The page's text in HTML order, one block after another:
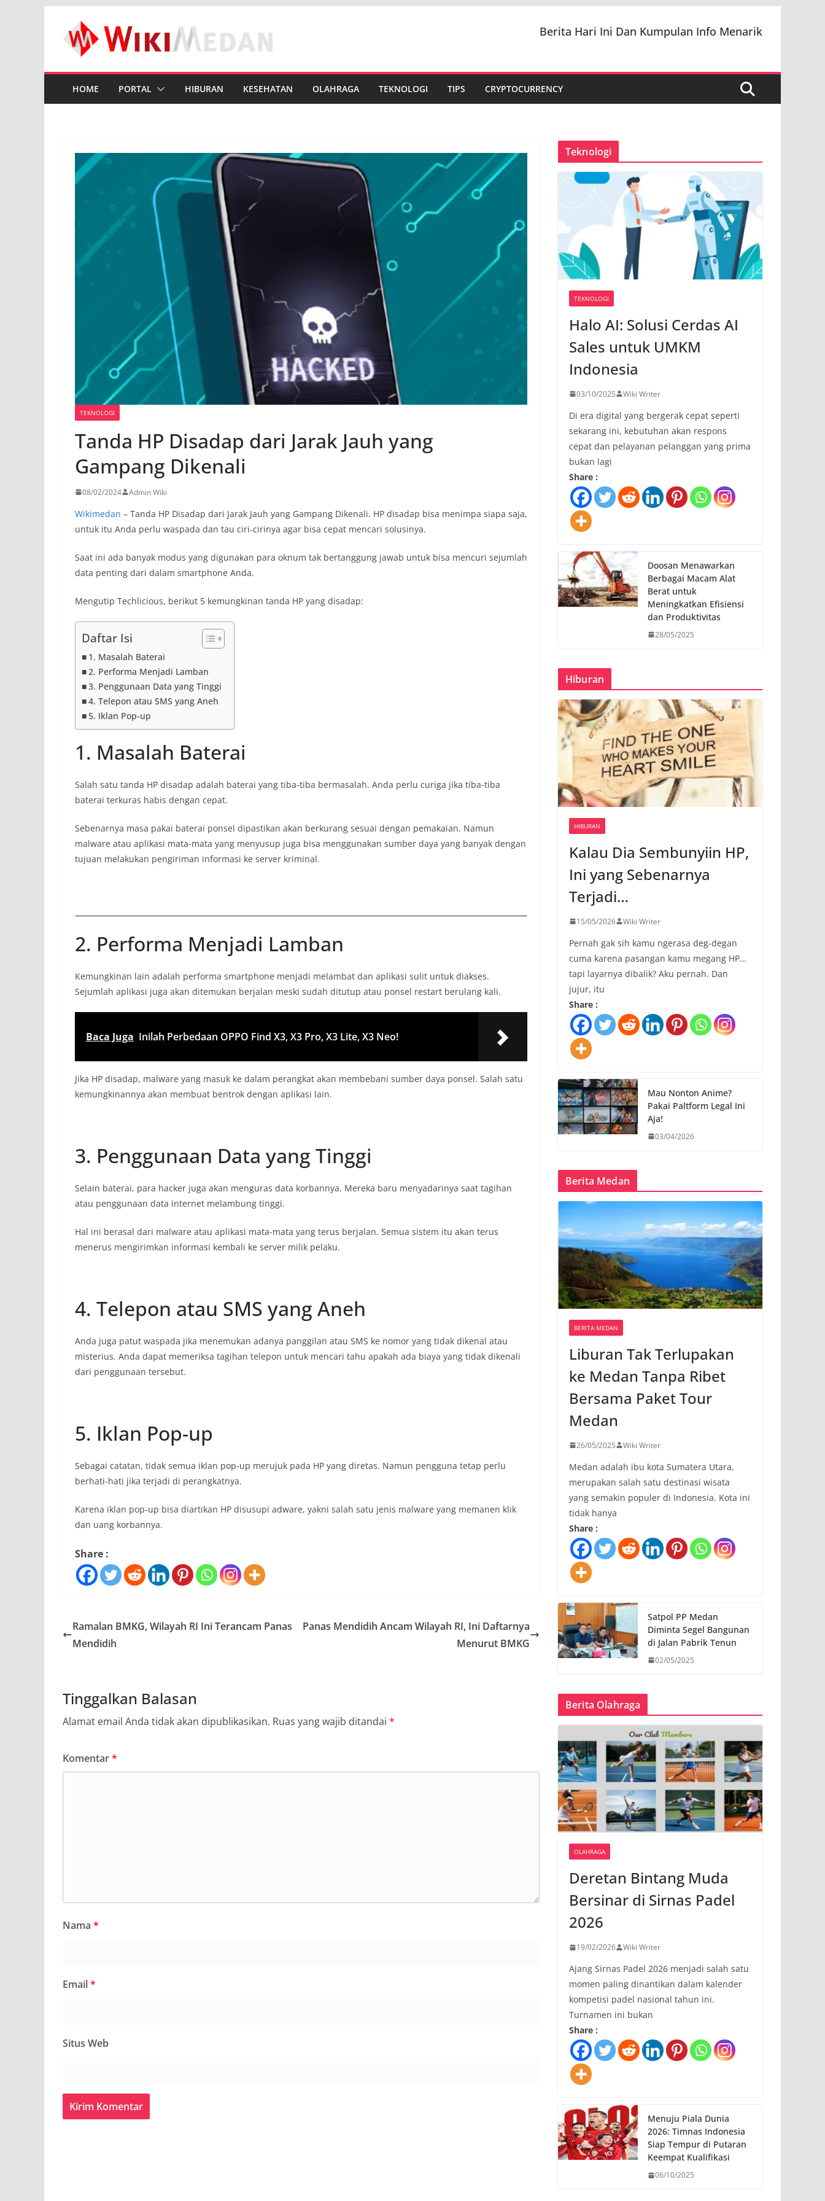
content
Berita Hari Ini Dan Kumpulan Info Menarik
HOME PORTAL HIBURAN KESEHATAN OLAHRAGA TEKNOLOGI TIPS CRYPTOCURRENCY
TEKNOLOGI
Tanda HP Disadap dari Jarak Jauh yang
Gampang Dikenali
08/02/2024 Admin Wiki
Wikimedan – Tanda HP Disadap dari Jarak Jauh yang Gampang Dikenali. HP disadap bisa menimpa siapa saja,
untuk itu Anda perlu waspada dan tau ciri-cirinya agar bisa cepat mencari solusinya.
Saat ini ada banyak modus yang digunakan para oknum tak bertanggung jawab untuk bisa mencuri sejumlah
data penting dari dalam smartphone Anda.
Mengutip Techlicious, berikut 5 kemungkinan tanda HP yang disadap:
Daftar Isi
1. Masalah Baterai
2. Performa Menjadi Lamban
3. Penggunaan Data yang Tinggi
4. Telepon atau SMS yang Aneh
5. Iklan Pop-up
1. Masalah Baterai
Salah satu tanda HP disadap adalah baterai yang tiba-tiba bermasalah. Anda perlu curiga jika tiba-tiba
baterai terkuras habis dengan cepat.
Sebenarnya masa pakai baterai ponsel dipastikan akan berkurang sesuai dengan pemakaian. Namun
malware atau aplikasi mata-mata yang menyusup juga bisa menggunakan sumber daya yang banyak dengan
tujuan melakukan pengiriman informasi ke server kriminal.
2. Performa Menjadi Lamban
Kemungkinan lain adalah performa smartphone menjadi melambat dan aplikasi sulit untuk diakses.
Sejumlah aplikasi juga akan ditemukan berjalan meski sudah ditutup atau ponsel restart berulang kali.
Baca Juga Inilah Perbedaan OPPO Find X3, X3 Pro, X3 Lite, X3 Neo!
Jika HP disadap, malware yang masuk ke dalam perangkat akan membebani sumber daya ponsel. Salah satu
kemungkinannya akan membuat bentrok dengan aplikasi lain.
3. Penggunaan Data yang Tinggi
Selain baterai, para hacker juga akan menguras data korbannya. Mereka baru menyadarinya saat tagihan
atau penggunaan data internet melambung tinggi.
Hal ini berasal dari malware atau aplikasi mata-mata yang terus berjalan. Semua sistem itu akan terus
menerus mengirimkan informasi kembali ke server milik pelaku.
4. Telepon atau SMS yang Aneh
Anda juga patut waspada jika menemukan adanya panggilan atau SMS ke nomor yang tidak dikenal atau
misterius. Anda dapat memeriksa tagihan telepon untuk mencari tahu apakah ada biaya yang tidak dikenali
dari penggunaan tersebut.
5. Iklan Pop-up
Sebagai catatan, tidak semua iklan pop-up merujuk pada HP yang diretas. Namun pengguna tetap perlu
berhati-hati jika terjadi di perangkatnya.
Karena iklan pop-up bisa diartikan HP disusupi adware, yakni salah satu jenis malware yang memanen klik
dan uang korbannya.
Share :
Ramalan BMKG, Wilayah RI Ini Terancam Panas
Mendidih
Panas Mendidih Ancam Wilayah RI, Ini Daftarnya
Menurut BMKG
Tinggalkan Balasan
Alamat email Anda tidak akan dipublikasikan. Ruas yang wajib ditandai *
Komentar*
Nama *
Email*
Situs Web
Teknologi
TEKNOLOGI
Halo AI: Solusi Cerdas AI
Sales untuk UMKM
Indonesia
03/10/2025 Wiki Writer
Di era digital yang bergerak cepat seperti
sekarang ini, kebutuhan akan respons
cepat dan pelayanan pelanggan yang prima
bukan lagi
Share :
Doosan Menawarkan
Berbagai Macam Alat
Berat untuk
Meningkatkan Efisiensi
dan Produktivitas
28/05/2025
Hiburan
HIBURAN
Kalau Dia Sembunyiin HP,
Ini yang Sebenarnya
Terjadi…
15/05/2026 Wiki Writer
Pernah gak sih kamu ngerasa deg-degan
cuma karena pasangan kamu megang HP…
tapi layarnya dibalik? Aku pernah. Dan
jujur, itu
Share :
Mau Nonton Anime?
Pakai Paltform Legal Ini
Aja!
03/04/2026
Berita Medan
BERITA MEDAN
Liburan Tak Terlupakan
ke Medan Tanpa Ribet
Bersama Paket Tour
Medan
26/05/2025 Wiki Writer
Medan adalah ibu kota Sumatera Utara,
merupakan salah satu destinasi wisata
yang semakin populer di Indonesia. Kota ini
tidak hanya
Share :
Satpol PP Medan
Diminta Segel Bangunan
di Jalan Pabrik Tenun
02/05/2025
Berita Olahraga
OLAHRAGA
Deretan Bintang Muda
Bersinar di Sirnas Padel
2026
19/02/2026 Wiki Writer
Ajang Sirnas Padel 2026 menjadi salah satu
momen paling dinantikan dalam kalender
kompetisi padel nasional tahun ini.
Turnamen ini bukan
Share :
Menuju Piala Dunia
2026: Timnas Indonesia
Siap Tempur di Putaran
Keempat Kualifikasi
06/10/2025